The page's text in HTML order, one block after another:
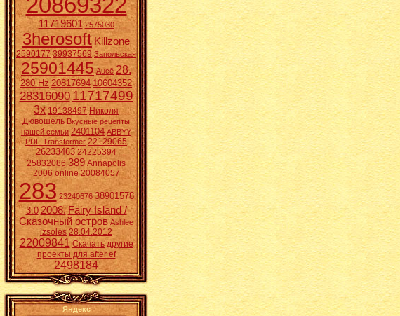
11719601 2575030
3herosoft Killzone
2590177 39937569 Запольская
25901445 Aucē 28.
280 Hz 20817694 10604352
2831609011717499
3x 19138497 Николя
Дювошель Вкусные рецепты
нашей семьи 2401104 ABBYY
PDF Transformer 22129065
26233463 24225394
25832086 389 Annapolis
2006 online 20084057
283 23240676 38901578
3:0 2008. Fairy Island /
Сказочный остров Ashlee
izsoles 28.04.2012
22009841 Скачать другие
проекты для after ef
2498184
Яндекс